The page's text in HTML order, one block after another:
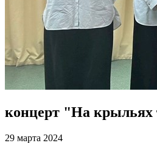
концерт "На крыльях
29 марта 2024